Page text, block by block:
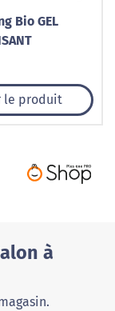
Bio GEL
le produit
à